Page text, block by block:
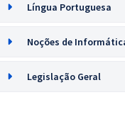
Língua Portuguesa
Noções de
Legislação Geral